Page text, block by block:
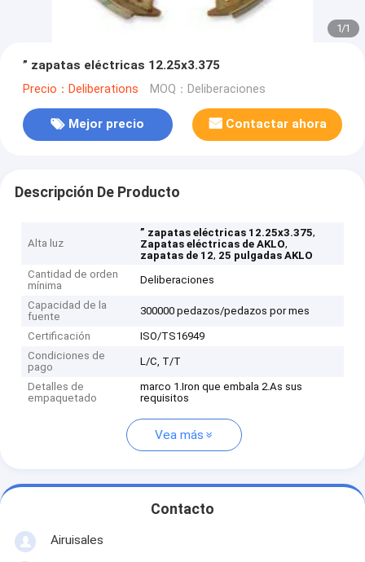
1/1
” zapatas eléctricas 12.25x3.375
Precio：Deliberations MOQ：Deliberaciones
Mejor precio Contactar ahora
Descripción De Producto
Alta luz
” zapatas eléctricas 12.25x3.375,
Zapatas eléctricas de AKLO,
zapatas de 12, 25 pulgadas AKLO
Cantidad de orden
mínima
Deliberaciones
Capacidad de la
fuente
300000 pedazos/pedazos por mes
Certificación
ISO/TS16949
Condiciones de
pago
L/C, T/T
Detalles de
empaquetado
marco 1.Iron que embala 2.As sus
requisitos
Vea más
Contacto
Airuisales